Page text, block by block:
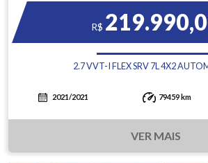
R$
2.7 VVT-I FLEX SRV 7L 4X2
2021/2021 79459 km
VER MAIS